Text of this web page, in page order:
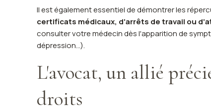
Il est également essentiel de démontrer les
certificats médicaux, d'arrêts de travail ou
consulter votre médecin dès l'apparition de
dépression...).
L'avocat, un allié
droits